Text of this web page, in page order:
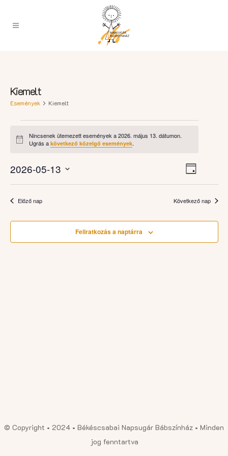
Kiemelt
Események Kiemelt
for
május
Notice
Nincsenek ütemezett események a 2026. május 13. dátumon.
Ugrás akövetkező közelgő események.
Navigációs
Esemény
nézet
navigáció
Nap
2026-05-13
Dátum
kiválasztása.
Előző nap Következő nap
Feliratkozás a naptárra
© Copyright • 2024 • Békéscsabai Napsugár Bábszínház • Minden
jog fenntartva